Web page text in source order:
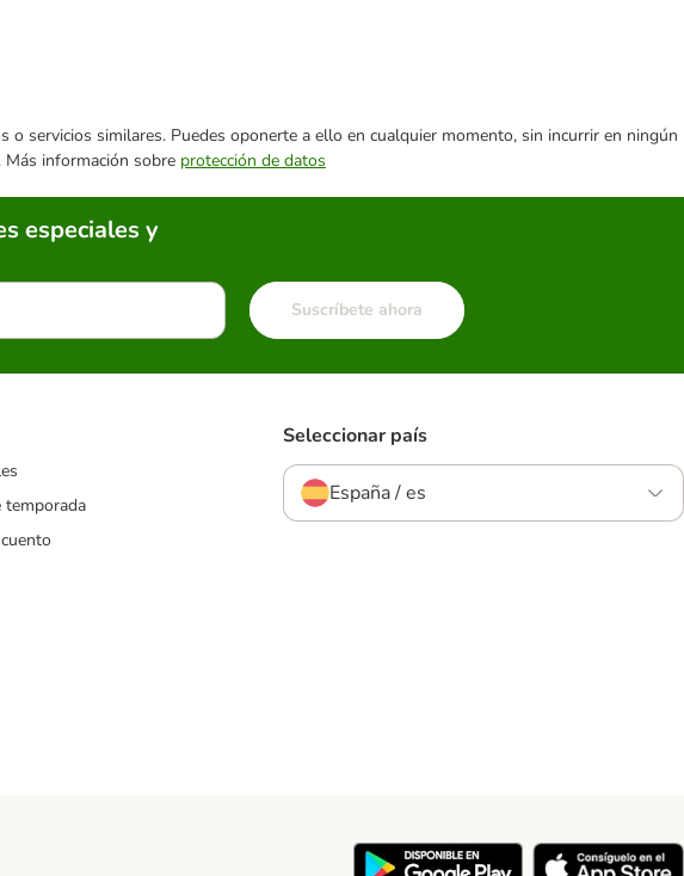
servicios similares. Puedes oponerte a ello en cualquier momento, sin incurrir en ningún
información sobre protección de datos
especiales y
Suscríbete ahora
temporada
Seleccionar país
España / es